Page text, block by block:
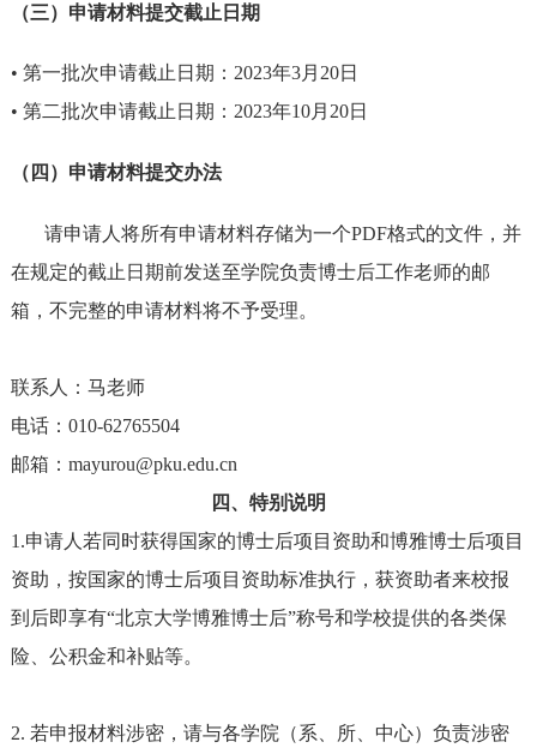
（三）申请材料提交截止日期
• 第一批次申请截止日期：2023年3月20日
• 第二批次申请截止日期：2023年10月20日
（四）申请材料提交办法
请申请人将所有申请材料存储为一个PDF格式的文件，并
在规定的截止日期前发送至学院负责博士后工作老师的邮
箱 ，不完整的申请材料将不予受理。
联系人： 马老师
电话：010-62765504
邮箱： mayurou@pku.edu.cn
四、特别说明
1.申请人若同时获得国家的博士后项目资助和博雅博士后项目
资助，按国家的博士后项目资助标准执行，获资助者来校报
到后即享有“北京大学博雅博士后”称号和学校提供的各类保
险、公积金和补贴等。
2. 若申报材料涉密，请与各学院（系、所、中心）负责涉密